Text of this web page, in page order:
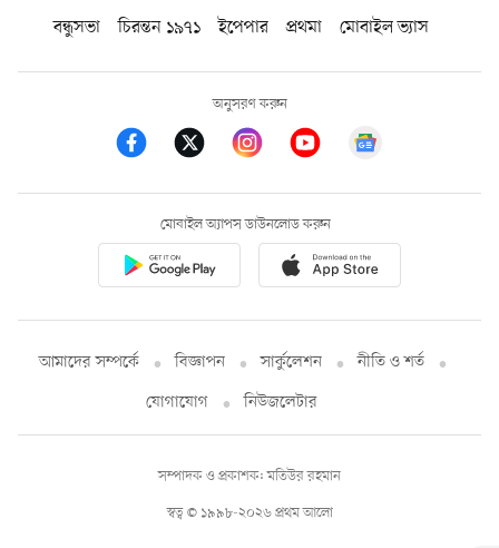
বন্ধুসভা
চিরন্তন ১৯৭১ ইপেপার প্রথমা মোবাইল ভ্যাস
অনুসরণ করুন
মোবাইল অ্যাপস ডাউনলোড করুন
আমাদের সম্পর্কে বিজ্ঞাপন সার্কুলেশন
নীতি ও শর্ত
যোগাযোগ
নিউজলেটার
স্বত্ব © ১৯৯৮-২০২৬ প্রথম আলো
সম্পাদক ও প্রকাশক: মতিউর রহমান